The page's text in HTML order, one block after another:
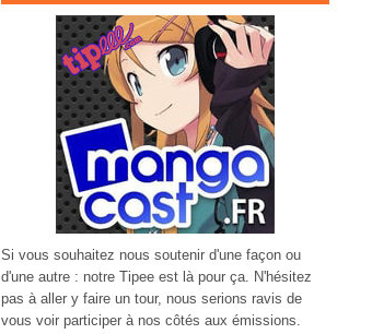
Si vous souhaitez nous soutenir d'une façon ou
d'une autre : notre Tipee est là pour ça. N'hésitez
pas à aller y faire un tour, nous serions ravis de
vous voir participer à nos côtés aux émissions.